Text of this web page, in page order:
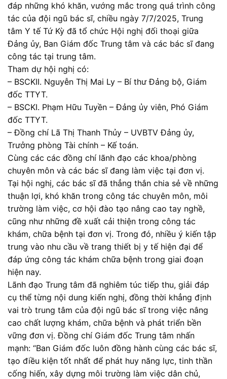
đáp những khó khăn, vướng mắc trong quá trình công
tác của đội ngũ bác sĩ, chiều ngày 7/7/2025, Trung
tâm Y tế Tứ Kỳ đã tổ chức Hội nghị đối thoại giữa
Đảng ủy, Ban Giám đốc Trung tâm và các bác sĩ đang
công tác tại trung tâm.
Tham dự hội nghị có:
– BSCKII. Nguyễn Thị Mai Ly – Bí thư Đảng bộ, Giám
đốc TTYT.
– BSCKI. Phạm Hữu Tuyền – Đảng ủy viên, Phó Giám
đốc TTYT.
– Đồng chí Lã Thị Thanh Thủy – UVBTV Đảng ủy,
Trưởng phòng Tài chính – Kế toán.
Cùng các các đồng chí lãnh đạo các khoa/phòng
chuyên môn và các bác sĩ đang làm việc tại đơn vị.
Tại hội nghị, các bác sĩ đã thẳng thắn chia sẻ về những
thuận lợi, khó khăn trong công tác chuyên môn, môi
trường làm việc, cơ hội đào tạo nâng cao tay nghề,
cũng như những đề xuất cải thiện trong công tác
khám, chữa bệnh tại đơn vị. Trong đó, nhiều ý kiến tập
trung vào nhu cầu về trang thiết bị y tế hiện đại để
đáp ứng công tác khám chữa bệnh trong giai đoạn
hiện nay.
Lãnh đạo Trung tâm đã nghiêm túc tiếp thu, giải đáp
cụ thể từng nội dung kiến nghị, đồng thời khẳng định
vai trò trung tâm của đội ngũ bác sĩ trong việc nâng
cao chất lượng khám, chữa bệnh và phát triển bền
vững đơn vị. Đồng chí Giám đốc Trung tâm nhấn
mạnh: “Ban Giám đốc luôn đồng hành cùng các bác sĩ,
tạo điều kiện tốt nhất để phát huy năng lực, tinh thần
cống hiến, xây dựng môi trường làm việc dân chủ,